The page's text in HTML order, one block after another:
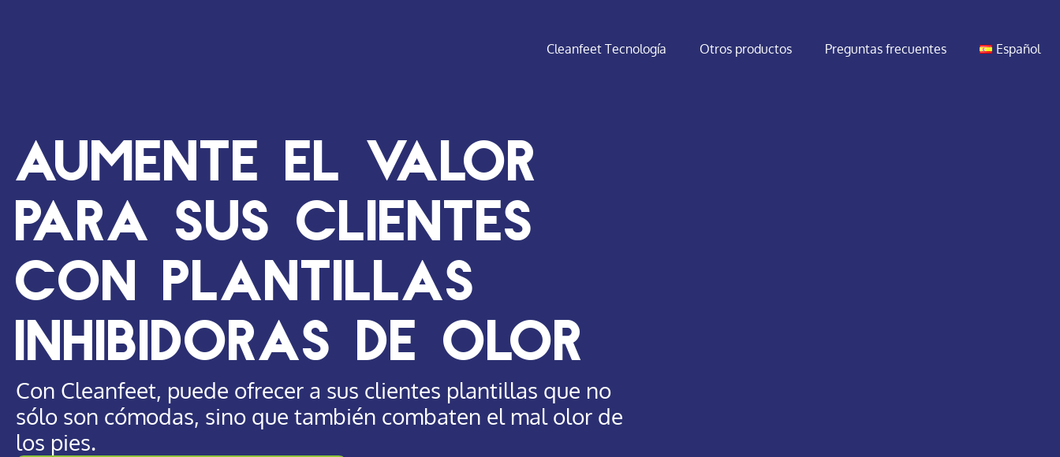
Cleanfeet Tecnología Otros productos Preguntas frecuentes Español
Aumente el valor
para sus clientes
con plantillas
inhibidoras de olor
Con Cleanfeet, puede ofrecer a sus clientes plantillas que no
sólo son cómodas, sino que también combaten el mal olor de
los pies.